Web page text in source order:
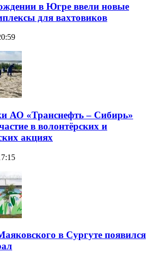
в Югре ввели новые
для вахтовиков
АО «Транснефть – Сибирь»
в волонтёрских и
акциях
в Сургуте появился